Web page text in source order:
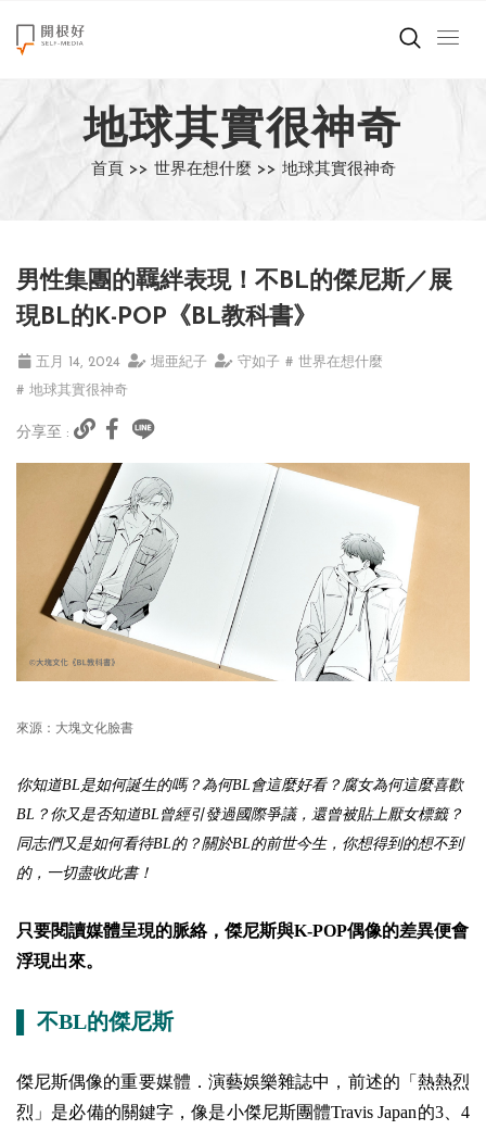
來點正能量
世界在想什麼
創造美好生活
職場商業經濟
影片專區
地球其實很神奇
首頁 >> 世界在想什麼 >> 地球其實很神奇
男性集團的羈絆表現！不BL的傑尼斯／展
現BL的K-POP《BL教科書》
五月 14, 2024 堀亜紀子 守如子 # 世界在想什麼
# 地球其實很神奇
分享至 :
來源：大塊文化臉書
你知道BL是如何誕生的嗎？為何BL會這麼好看？腐女為何這麼喜歡
BL？你又是否知道BL曾經引發過國際爭議，還曾被貼上厭女標籤？
同志們又是如何看待BL的？關於BL的前世今生，你想得到的想不到
的，一切盡收此書！
只要閱讀媒體呈現的脈絡，傑尼斯與K-POP偶像的差異便會
浮現出來。
▌ 不BL的傑尼斯
傑尼斯偶像的重要媒體．演藝娛樂雜誌中，前述的「熱熱烈
烈」是必備的關鍵字，像是小傑尼斯團體Travis Japan的3、4